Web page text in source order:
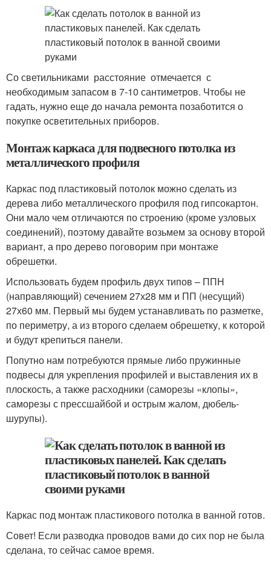
Со светильниками расстояние отмечается с
необходимым запасом в 7-10 сантиметров. Чтобы не
гадать, нужно еще до начала ремонта позаботится о
покупке осветительных приборов.
Монтаж каркаса для подвесного потолка из
металлического профиля
Каркас под пластиковый потолок можно сделать из
дерева либо металлического профиля под гипсокартон.
Они мало чем отличаются по строению (кроме узловых
соединений), поэтому давайте возьмем за основу второй
вариант, а про дерево поговорим при монтаже
обрешетки.
Использовать будем профиль двух типов – ППН
(направляющий) сечением 27х28 мм и ПП (несущий)
27х60 мм. Первый мы будем устанавливать по разметке,
по периметру, а из второго сделаем обрешетку, к которой
и будут крепиться панели.
Попутно нам потребуются прямые либо пружинные
подвесы для укрепления профилей и выставления их в
плоскость, а также расходники (саморезы «клопы»,
саморезы с прессшайбой и острым жалом, дюбель-
шурупы).
Каркас под монтаж пластикового потолка в ванной готов.
Совет! Если разводка проводов вами до сих пор не была
сделана, то сейчас самое время.